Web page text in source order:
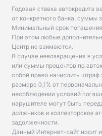
Годовая ставка автокредита
от конкретного банка, суммы
Минимальный срок
При этом любые
Центр не взимаются.
В случае невозвращения в
или суммы процентов по
собой право начислить
размере 0,1% от
несоблюдении условий
нарушителе могут быть
должников и коллекторское
задолженности.
Данный Интернет-сайт носит